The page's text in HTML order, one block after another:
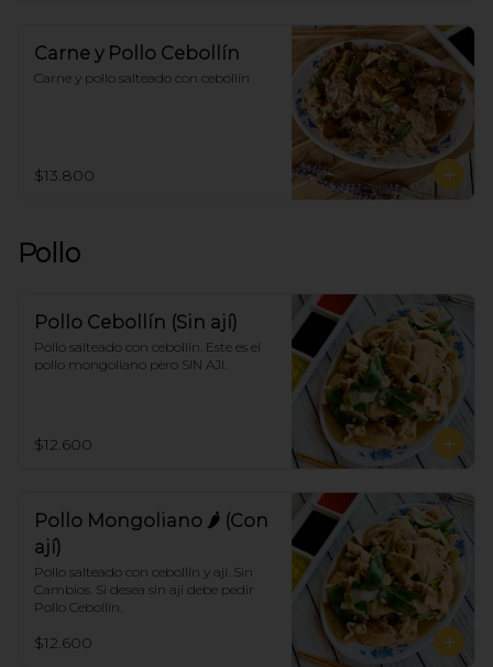
Carne y Pollo Cebollín
Carne y pollo salteado con cebollín
$13.800
Pollo
Pollo Cebollín (Sin ají)
Pollo salteado con cebollín. Este es el
pollo mongoliano pero SIN AJI.
$12.600
Pollo Mongoliano 🌶 (Con
ají)
Pollo salteado con cebollín y ají. Sin
Cambios. Si desea sin ají debe pedir
Pollo Cebollín.
$12.600